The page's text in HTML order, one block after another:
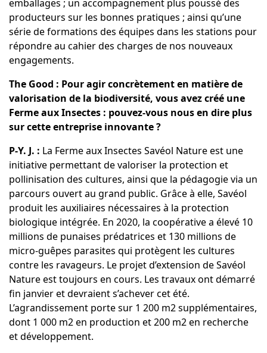
emballages ; un accompagnement plus poussé des
producteurs sur les bonnes pratiques ; ainsi qu’une
série de formations des équipes dans les stations pour
répondre au cahier des charges de nos nouveaux
engagements.
The Good : Pour agir concrètement en matière de
valorisation de la biodiversité, vous avez créé une
Ferme aux Insectes : pouvez-vous nous en dire plus
sur cette entreprise innovante ?
P-Y. J. : La Ferme aux Insectes Savéol Nature est une
initiative permettant de valoriser la protection et
pollinisation des cultures, ainsi que la pédagogie via un
parcours ouvert au grand public. Grâce à elle, Savéol
produit les auxiliaires nécessaires à la protection
biologique intégrée. En 2020, la coopérative a élevé 10
millions de punaises prédatrices et 130 millions de
micro-guêpes parasites qui protègent les cultures
contre les ravageurs. Le projet d’extension de Savéol
Nature est toujours en cours. Les travaux ont démarré
fin janvier et devraient s’achever cet été.
L’agrandissement porte sur 1 200 m2 supplémentaires,
dont 1 000 m2 en production et 200 m2 en recherche
et développement.